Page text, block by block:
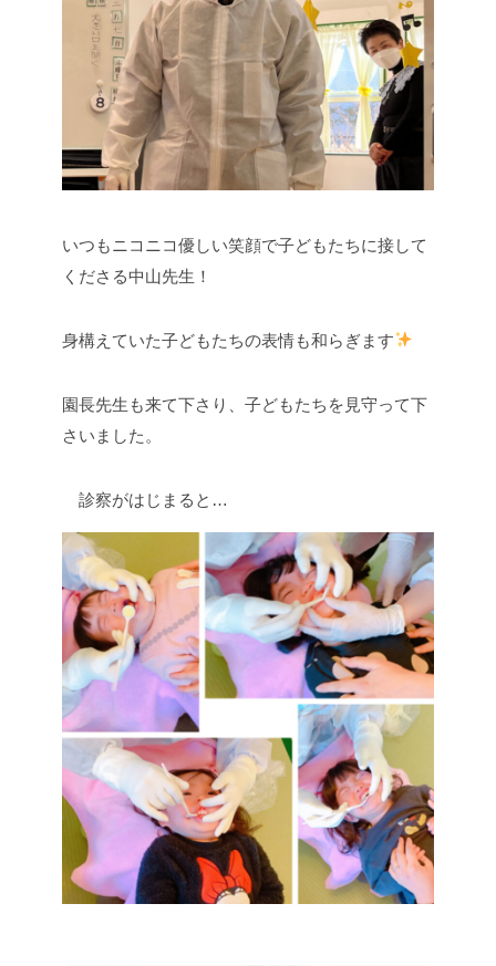
いつもニコニコ優しい笑顔で子どもたちに接して
くださる中山先生！
身構えていた子どもたちの表情も和らぎます
園長先生も来て下さり、子どもたちを見守って下
さいました。
診察がはじまると…